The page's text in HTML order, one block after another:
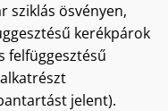
sziklás ösvényen,
kerékpárok
felfüggesztésű
jelent).